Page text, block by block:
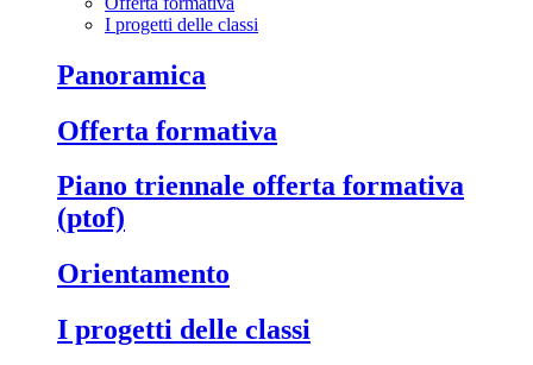
I progetti delle classi
panoramica
offerta formativa
piano triennale offerta formativa
(ptof)
orientamento
i progetti delle classi